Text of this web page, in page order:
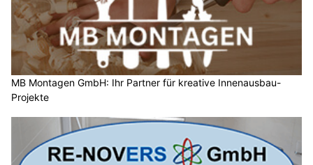
MB Montagen GmbH: Ihr Partner für kreative Innenausbau-
Projekte